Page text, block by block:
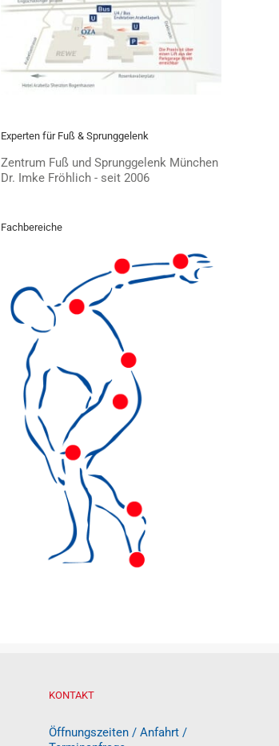
Experten für Fuß & Sprunggelenk
Zentrum Fuß und Sprunggelenk München
Dr. Imke Fröhlich - seit 2006
Fachbereiche
KONTAKT
Öffnungszeiten / Anfahrt /